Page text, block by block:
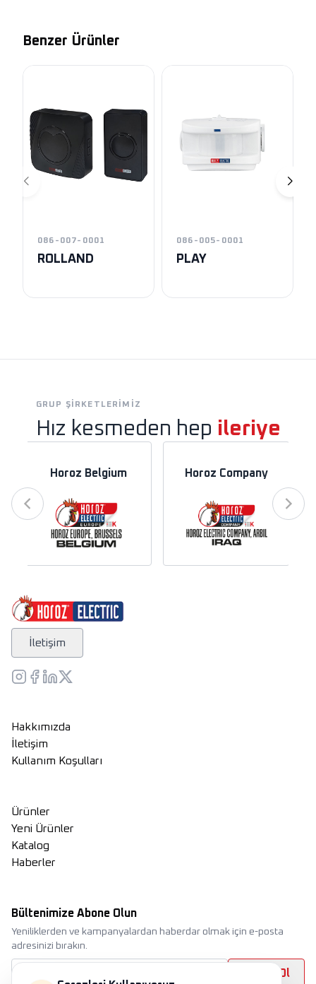
Benzer Ürünler
086-007-0001
ROLLAND
086-005-0001
PLAY
GRUP ŞIRKETLERIMIZ
Hız kesmeden hep ileriye
Horoz Belgium Horoz Company
İletişim
Hakkımızda
İletişim
Kullanım Koşulları
Ürünler
Yeni Ürünler
Katalog
Haberler
Bültenimize Abone Olun
Yeniliklerden ve kampanyalardan haberdar olmak için e-posta
adresinizi bırakın.
Abone Ol